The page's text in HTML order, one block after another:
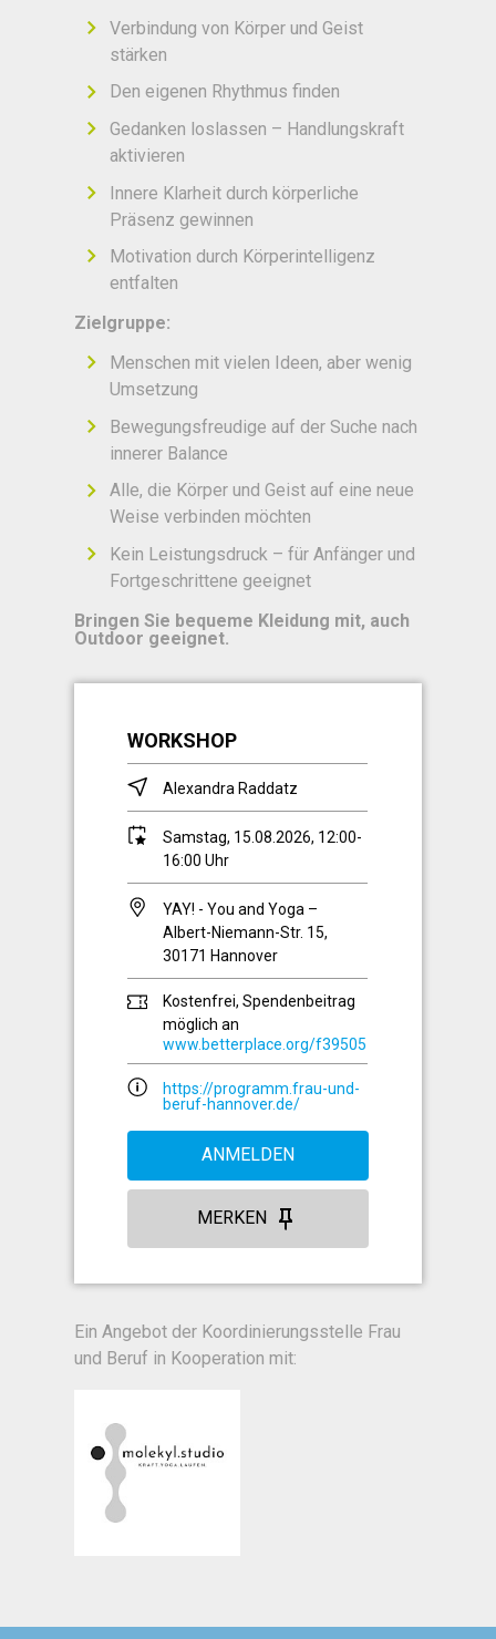
Verbindung von Körper und Geist
stärken
Den eigenen Rhythmus finden
Gedanken loslassen – Handlungskraft
aktivieren
Innere Klarheit durch körperliche
Präsenz gewinnen
Motivation durch Körperintelligenz
entfalten
Zielgruppe:
Menschen mit vielen Ideen, aber wenig
Umsetzung
Bewegungsfreudige auf der Suche nach
innerer Balance
Alle, die Körper und Geist auf eine neue
Weise verbinden möchten
Kein Leistungsdruck – für Anfänger und
Fortgeschrittene geeignet
Bringen Sie bequeme Kleidung mit, auch
Outdoor geeignet.
WORKSHOP
Alexandra Raddatz
Samstag, 15.08.2026, 12:00-
16:00 Uhr
YAY! - You and Yoga –
Albert-Niemann-Str. 15,
30171 Hannover
Kostenfrei, Spendenbeitrag
möglich an
www.betterplace.org/f39505
https://programm.frau-und-
beruf-hannover.de/
ANMELDEN
MERKEN
Ein Angebot der Koordinierungsstelle Frau
und Beruf in Kooperation mit: